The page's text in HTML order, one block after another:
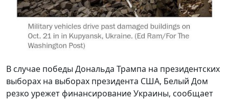
В случае победы Дональда Трампа на президентских
выборах на выборах президента США, Белый Дом
резко урежет финансирование Украины, сообщает